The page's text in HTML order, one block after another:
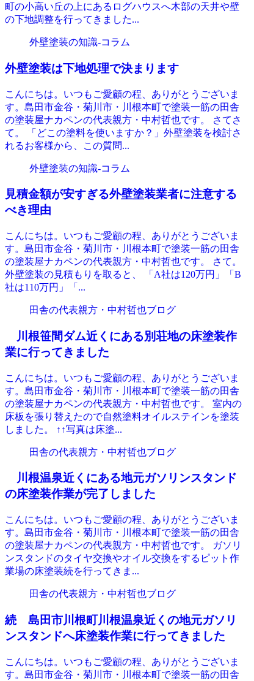
町の小高い丘の上にあるログハウスへ木部の天井や壁
の下地調整を行ってきました...
外壁塗装の知識‐コラム
外壁塗装は下地処理で決まります
こんにちは。いつもご愛顧の程、ありがとうございま
す。島田市金谷・菊川市・川根本町で塗装一筋の田舎
の塗装屋ナカペンの代表親方・中村哲也です。 さてさ
て。 「どこの塗料を使いますか？」外壁塗装を検討さ
れるお客様から、この質問...
外壁塗装の知識‐コラム
見積金額が安すぎる外壁塗装業者に注意する
べき理由
こんにちは。いつもご愛顧の程、ありがとうございま
す。島田市金谷・菊川市・川根本町で塗装一筋の田舎
の塗装屋ナカペンの代表親方・中村哲也です。 さて。
外壁塗装の見積もりを取ると、 「A社は120万円」「B
社は110万円」「...
田舎の代表親方・中村哲也ブログ
川根笹間ダム近くにある別荘地の床塗装作
業に行ってきました
こんにちは。いつもご愛顧の程、ありがとうございま
す。島田市金谷・菊川市・川根本町で塗装一筋の田舎
の塗装屋ナカペンの代表親方・中村哲也です。 室内の
床板を張り替えたので自然塗料オイルステインを塗装
しました。 ↑↑写真は床塗...
田舎の代表親方・中村哲也ブログ
川根温泉近くにある地元ガソリンスタンド
の床塗装作業が完了しました
こんにちは。いつもご愛顧の程、ありがとうございま
す。島田市金谷・菊川市・川根本町で塗装一筋の田舎
の塗装屋ナカペンの代表親方・中村哲也です。 ガソリ
ンスタンドのタイヤ交換やオイル交換をするピット作
業場の床塗装続を行ってきま...
田舎の代表親方・中村哲也ブログ
続 島田市川根町川根温泉近くの地元ガソリ
ンスタンドへ床塗装作業に行ってきました
こんにちは。いつもご愛顧の程、ありがとうございま
す。島田市金谷・菊川市・川根本町で塗装一筋の田舎